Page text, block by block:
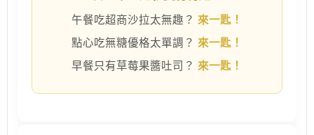
午餐吃超商沙拉太無趣？ 來一匙！
點心吃無糖優格太單調？ 來一匙！
早餐只有草莓果醬吐司？ 來一匙！